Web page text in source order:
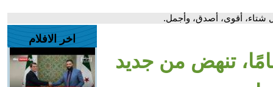
شتاء، أقوى، أصدق، وأجمل.
تنهض من جديد
اخر الافلام